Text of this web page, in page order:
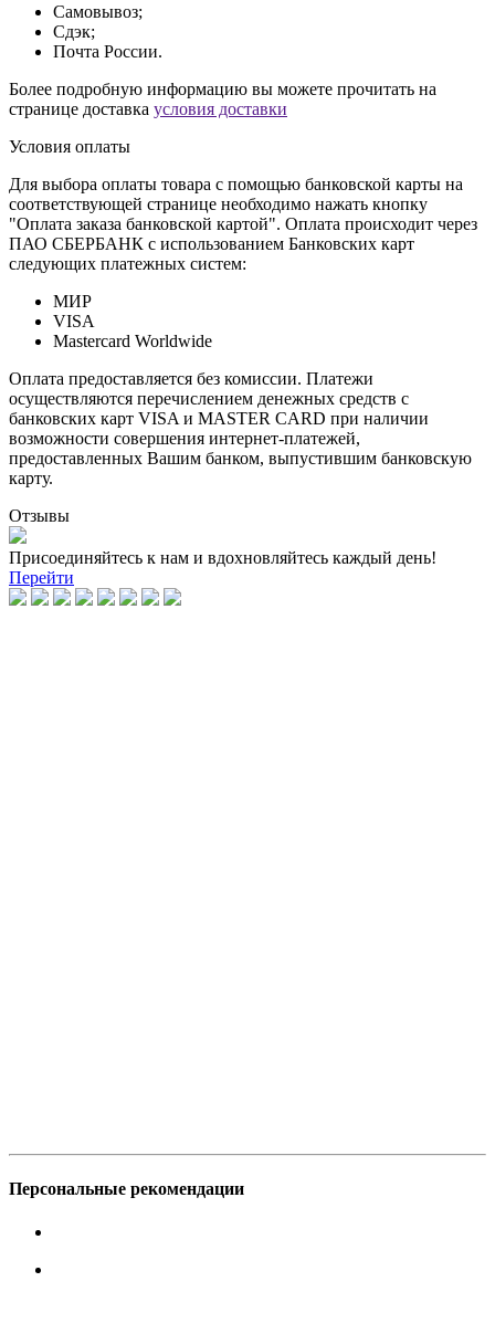
Самовывоз;
Сдэк;
Почта России.
Более подробную информацию вы можете прочитать на
странице доставка условия доставки
Условия оплаты
Для выбора оплаты товара с помощью банковской карты на
соответствующей странице необходимо нажать кнопку
"Оплата заказа банковской картой". Оплата происходит через
ПАО СБЕРБАНК с использованием Банковских карт
следующих платежных систем:
МИР
VISA
Mastercard Worldwide
Оплата предоставляется без комиссии. Платежи
осуществляются перечислением денежных средств с
банковских карт VISA и MASTER CARD при наличии
возможности совершения интернет-платежей,
предоставленных Вашим банком, выпустившим банковскую
карту.
Отзывы
Присоединяйтесь к нам и вдохновляйтесь каждый день!
Перейти
Персональные рекомендации